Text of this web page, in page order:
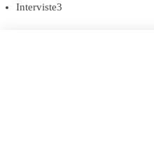
Interviste3